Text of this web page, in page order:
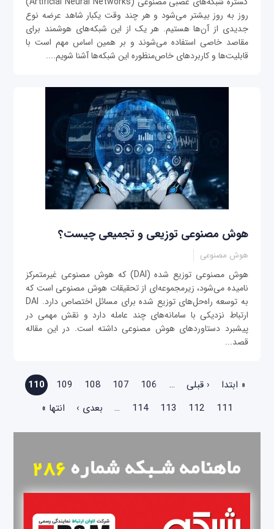
روز به روز بیشتر می‌شود و هر چند وقت یکبار شاهد عرضه نوع
جدیدی از آن‌ها هستیم. هر یک از این شبکه‌های هوشمند برای
مقاصد خاصی استفاده می‌شوند و بر همین اساس مهم است با
قابلیت‌ها و کاربردهای خاص‌منظوره این شبکه‌ها آشنا شویم....
هوش مصنوعی توزیعی و تجمیعی چیست؟
هوش مصنوعی
هوش مصنوعی توزیع شده (DAI) که هوش مصنوعی غیرمتمرکز
نامیده می‌شود، زیرمجموعه‌ای از تحقیقات هوش مصنوعی است که
به توسعه راه‌حل‌های توزیع شده برای مسائل اختصاص دارد. DAI
ارتباط نزدیکی با سامانه‌های چند عامله دارد و نقش مهمی در
پیشبرد دستاوردهای هوش مصنوعی داشته است. در این مقاله
قصد...
صفحه‌ها
« ابتدا ‹ قبلی …
106
107
108
109
110
111
112
113
114
… بعدی › انتها »